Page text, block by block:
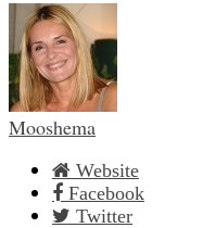
Mooshema
Website
Facebook
Twitter